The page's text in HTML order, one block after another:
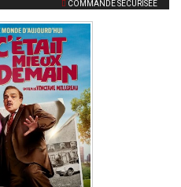
COMMANDE SÉCURISÉE